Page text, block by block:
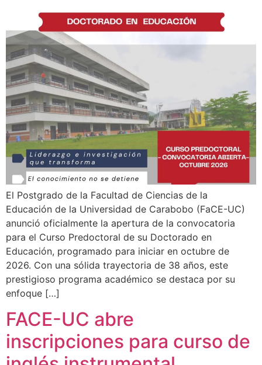
El Postgrado de la Facultad de Ciencias de la
Educación de la Universidad de Carabobo (FaCE-UC)
anunció oficialmente la apertura de la convocatoria
para el Curso Predoctoral de su Doctorado en
Educación, programado para iniciar en octubre de
2026. Con una sólida trayectoria de 38 años, este
prestigioso programa académico se destaca por su
enfoque […]
FACE-UC abre
inscripciones para curso de